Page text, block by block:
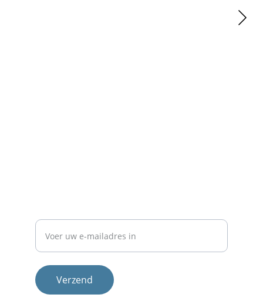
Verzend